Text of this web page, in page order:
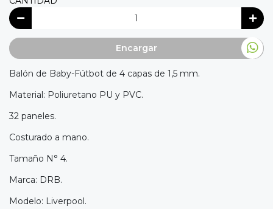
Encargar
Balón de Baby-Fútbot de 4 capas de 1,5 mm.
Material: Poliuretano PU y PVC.
32 paneles.
Costurado a mano.
Tamaño N° 4.
Marca: DRB.
Modelo: Liverpool.